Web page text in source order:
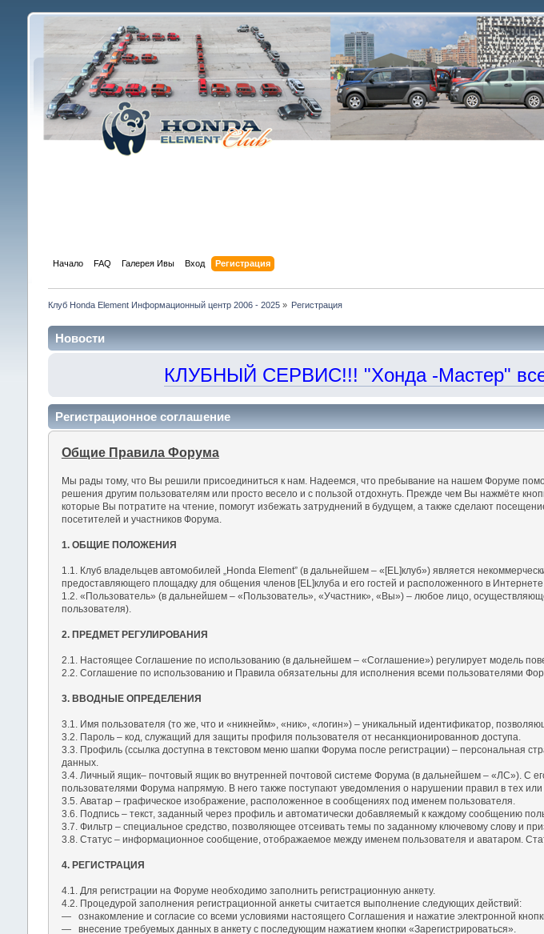
Начало FAQ Галерея Ивы Вход Регистрация
Клуб Honda Element Информационный центр 2006 - 2025» Регистрация
Новости
КЛУБНЫЙ СЕРВИС!!! "Хонда -Мастер" все
Регистрационное соглашение
Общие Правила Форума
Мы рады тому, что Вы решили присоединиться к нам. Надеемся, что пребывание на нашем Форуме
решения другим пользователям или просто весело и с пользой отдохнуть. Прежде чем Вы нажмёте
которые Вы потратите на чтение, помогут избежать затруднений в будущем, а также сделают
посетителей и участников Форума.
1. ОБЩИЕ ПОЛОЖЕНИЯ
1.1. Клуб владельцев автомобилей „Honda Element” (в дальнейшем – «[EL]клуб») является
предоставляющего площадку для общения членов [EL]клуба и его гостей и расположенного в
1.2. «Пользователь» (в дальнейшем – «Пользователь», «Участник», «Вы») – любое лицо,
пользователя).
2. ПРЕДМЕТ РЕГУЛИРОВАНИЯ
2.1. Настоящее Соглашение по использованию (в дальнейшем – «Соглашение») регулирует модель
2.2. Соглашение по использованию и Правила обязательны для исполнения всеми пользователями
3. ВВОДНЫЕ ОПРЕДЕЛЕНИЯ
3.1. Имя пользователя (то же, что и «никнейм», «ник», «логин») – уникальный идентификатор,
3.2. Пароль – код, служащий для защиты профиля пользователя от несанкционированного доступа.
3.3. Профиль (ссылка доступна в текстовом меню шапки Форума после регистрации) – персональная
данных.
3.4. Личный ящик– почтовый ящик во внутренней почтовой системе Форума (в дальнейшем – «ЛС»). С
пользователями Форума напрямую. В него также поступают уведомления о нарушении правил в тех или
3.5. Аватар – графическое изображение, расположенное в сообщениях под именем пользователя.
3.6. Подпись – текст, заданный через профиль и автоматически добавляемый к каждому сообщению
3.7. Фильтр – специальное средство, позволяющее отсеивать темы по заданному ключевому слову и
3.8. Статус – информационное сообщение, отображаемое между именем пользователя и аватаром.
4. РЕГИСТРАЦИЯ
4.1. Для регистрации на Форуме необходимо заполнить регистрационную анкету.
4.2. Процедурой заполнения регистрационной анкеты считается выполнение следующих действий:
― ознакомление и согласие со всеми условиями настоящего Соглашения и нажатие электронной
― внесение требуемых данных в анкету с последующим нажатием кнопки «Зарегистрироваться».